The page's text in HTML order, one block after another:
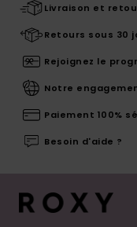
Livraison et
Retours sous 30
Rejoignez le
Notre
Paiement 100%
Besoin d'aide ?